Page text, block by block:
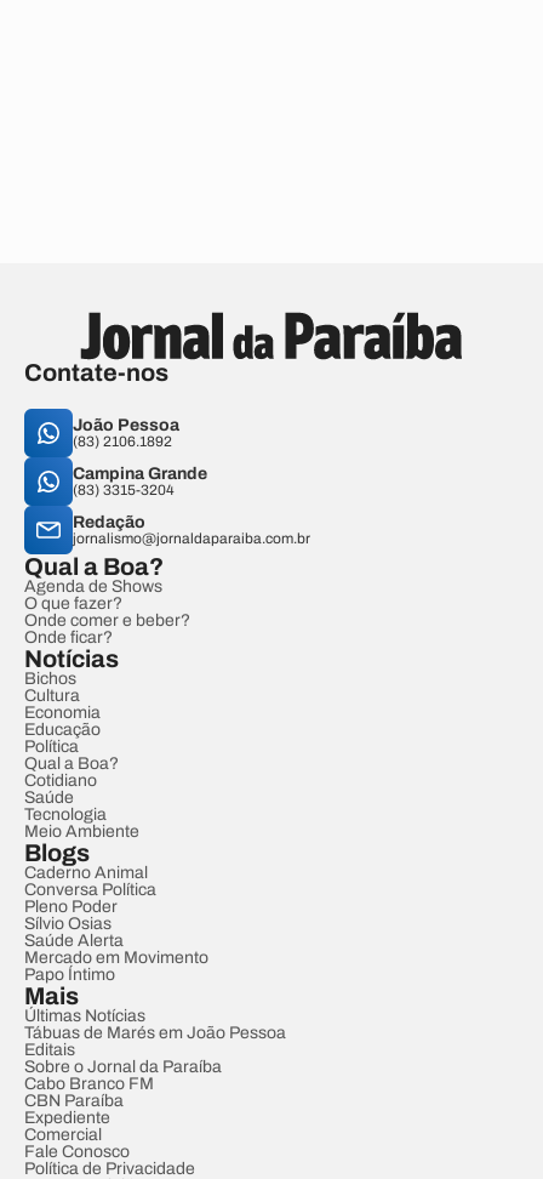
Contate-nos
João Pessoa
(83) 2106.1892
Campina Grande
(83) 3315-3204
Redação
jornalismo@jornaldaparaiba.com.br
Qual a Boa?
Agenda de Shows
O que fazer?
Onde comer e beber?
Onde ficar?
Notícias
Bichos
Cultura
Economia
Educação
Política
Qual a Boa?
Cotidiano
Saúde
Tecnologia
Meio Ambiente
Blogs
Caderno Animal
Conversa Política
Pleno Poder
Sílvio Osias
Saúde Alerta
Mercado em Movimento
Papo Íntimo
Mais
Últimas Notícias
Tábuas de Marés em João Pessoa
Editais
Sobre o Jornal da Paraíba
Cabo Branco FM
CBN Paraíba
Expediente
Comercial
Fale Conosco
Política de Privacidade